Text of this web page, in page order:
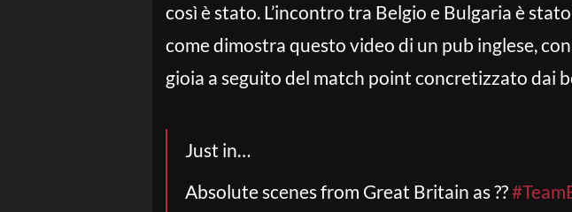
così è stato. L’incontro tra Belgio e Bulgaria è
come dimostra questo video di un pub inglese,
gioia a seguito del match point concretizzato dai
Just in…
Absolute scenes from Great Britain as ??